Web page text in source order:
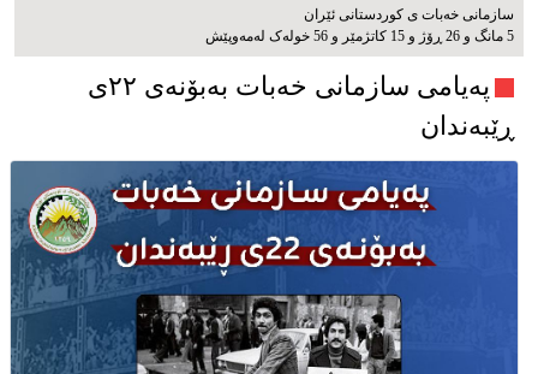
سازمانی خەبات ی كوردستانی ئێران
5 مانگ و 26 ڕۆژ و 15 کاتژمێر و 56 خوله‌ک له‌مه‌وپێش‌
پەیامی سازمانی خەبات بەبۆنەی ۲۲ی
ڕێبەندان